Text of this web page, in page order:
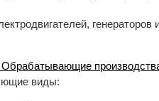
генераторов
виды: